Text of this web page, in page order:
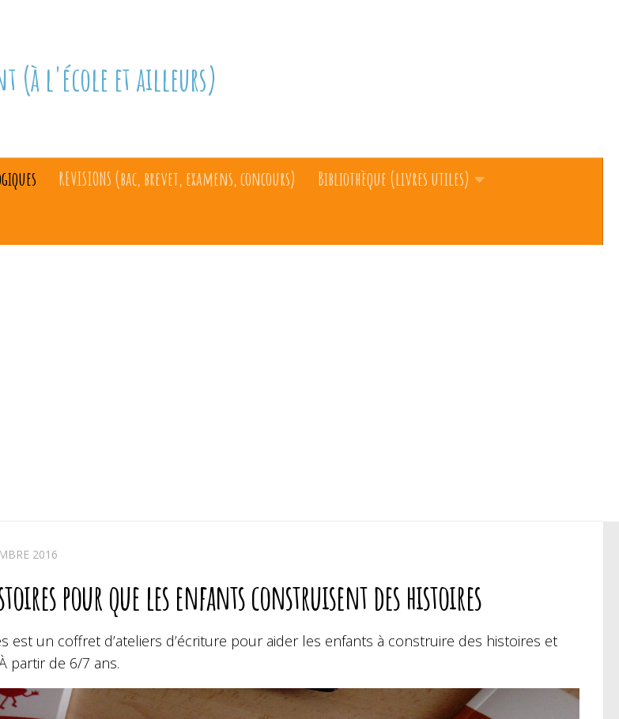
(à l'école et ailleurs)
REVISIONS (bac, brevet, examens, concours)
Bibliothèque (livres utiles)
2016
pour que les enfants construisent des histoires
est un coffret d’ateliers d’écriture pour aider les enfants à construire des histoires et
partir de 6/7 ans.